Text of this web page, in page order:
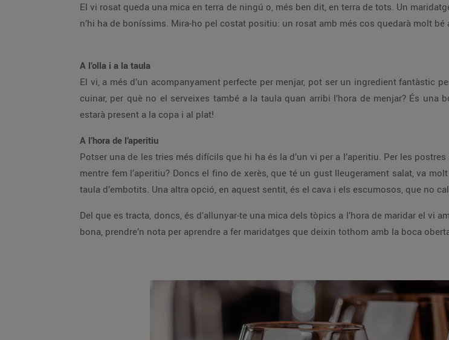
El vi rosat queda una mica en terra de ningú o, més ben dit, en terra de tots. Un
n’hi ha de boníssims. Mira-ho pel costat positiu: un rosat amb més cos quedarà molt
A l’olla i a la taula
El vi, a més d’un acompanyament perfecte per menjar, pot ser un ingredient fantàstic
cuinar, per què no el serveixes també a la taula quan arribi l’hora de menjar? És
estarà present a la copa i al plat!
A l’hora de l’aperitiu
Potser una de les tries més difícils que hi ha és la d’un vi per a l’aperitiu. Per les
mentre fem l’aperitiu? Doncs el fino de xerès, que té un gust lleugerament salat, va
taula d’embotits. Una altra opció, en aquest sentit, és el cava i els escumosos, que no
Del que es tracta, doncs, és d’allunyar-te una mica dels tòpics a l’hora de maridar el vi
bona, prendre’n nota per aprendre a fer maridatges que deixin tothom amb la boca